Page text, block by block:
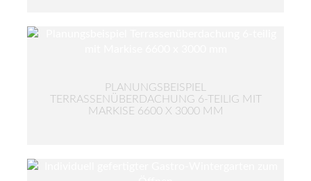
PLANUNGSBEISPIEL
TERRASSENÜBERDACHUNG 6-TEILIG MIT
MARKISE 6600 X 3000 MM